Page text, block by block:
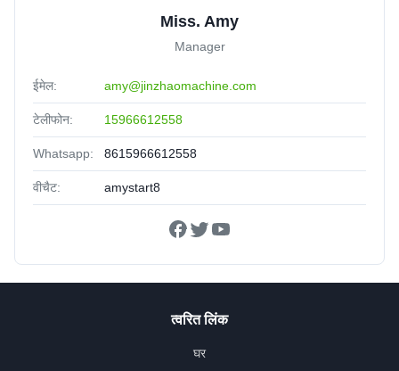
Miss. Amy
Manager
ईमेल: amy@jinzhaomachine.com
टेलीफोन: 15966612558
Whatsapp: 8615966612558
वीचैट: amystart8
त्वरित लिंक
घर